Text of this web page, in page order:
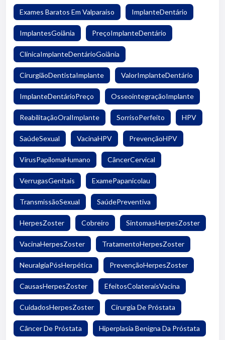
Exames Baratos Em Valparaíso ImplanteDentário
ImplantesGoiânia PreçoImplanteDentário
ClínicaImplanteDentárioGoiânia
CirurgiãoDentistaImplante ValorImplanteDentário
ImplanteDentárioPreço OsseointegraçãoImplante
ReabilitaçãoOralImplante SorrisoPerfeito HPV
SaúdeSexual VacinaHPV PrevençãoHPV
VírusPapilomaHumano CâncerCervical
VerrugasGenitais ExamePapanicolau
TransmissãoSexual SaúdePreventiva
HerpesZoster Cobreiro SintomasHerpesZoster
VacinaHerpesZoster TratamentoHerpesZoster
NeuralgiaPósHerpética PrevençãoHerpesZoster
CausasHerpesZoster EfeitosColateraisVacina
CuidadosHerpesZoster Cirurgia De Próstata
Câncer De Próstata Hiperplasia Benigna Da Próstata